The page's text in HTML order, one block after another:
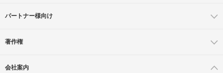
パートナー様向け
著作権
会社案内